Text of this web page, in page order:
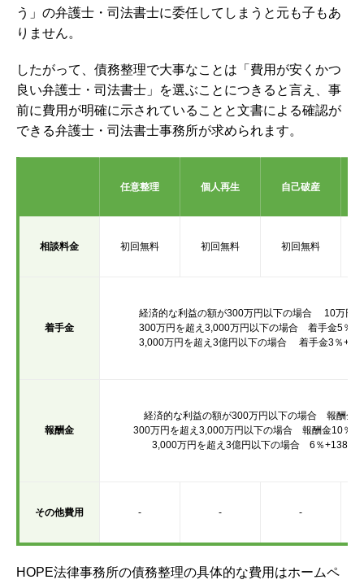
う」の弁護士・司法書士に委任してしまうと元も子もあ
りません。
したがって、債務整理で大事なことは「費用が安くかつ
良い弁護士・司法書士」を選ぶことにつきると言え、事
前に費用が明確に示されていることと文書による確認が
できる弁護士・司法書士事務所が求められます。
任意整理 個人再生 自己破産
相談料金 初回無料 初回無料 初回無料
着手金
経済的な利益の額が300万円以下の場合 10万円
300万円を超え3,000万円以下の場合 着手金5％
3,000万円を超え3億円以下の場合 着手金3％+69
報酬金
経済的な利益の額が300万円以下の場合 報酬金
300万円を超え3,000万円以下の場合 報酬金10％
3,000万円を超え3億円以下の場合 6％+138万
その他費用 - - -
HOPE法律事務所の債務整理の具体的な費用はホームペ